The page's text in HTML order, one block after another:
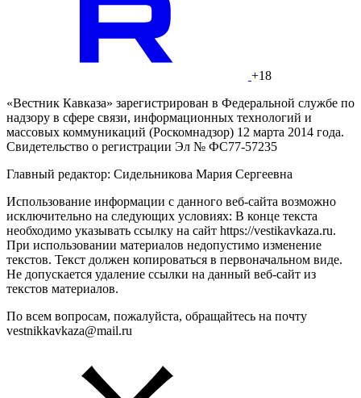
+18
«Вестник Кавказа» зарегистрирован в Федеральной службе по
надзору в сфере связи, информационных технологий и
массовых коммуникаций (Роскомнадзор) 12 марта 2014 года.
Свидетельство о регистрации Эл № ФС77-57235
Главный редактор: Сидельникова Мария Сергеевна
Использование информации с данного веб-сайта возможно
исключительно на следующих условиях: В конце текста
необходимо указывать ссылку на сайт https://vestikavkaza.ru.
При использовании материалов недопустимо изменение
текстов. Текст должен копироваться в первоначальном виде.
Не допускается удаление ссылки на данный веб-сайт из
текстов материалов.
По всем вопросам, пожалуйста, обращайтесь на почту
vestnikkavkaza@mail.ru